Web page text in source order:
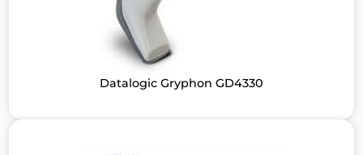
Datalogic Gryphon GD4330